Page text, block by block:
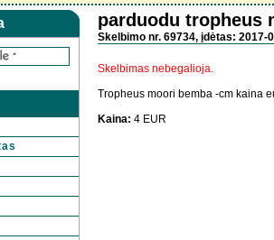
parduodu tropheus
Skelbimo nr. 69734, įdėtas: 2017-
Skelbimas nebegalioja.
Tropheus moori bemba -cm kaina
Kaina: 4 EUR